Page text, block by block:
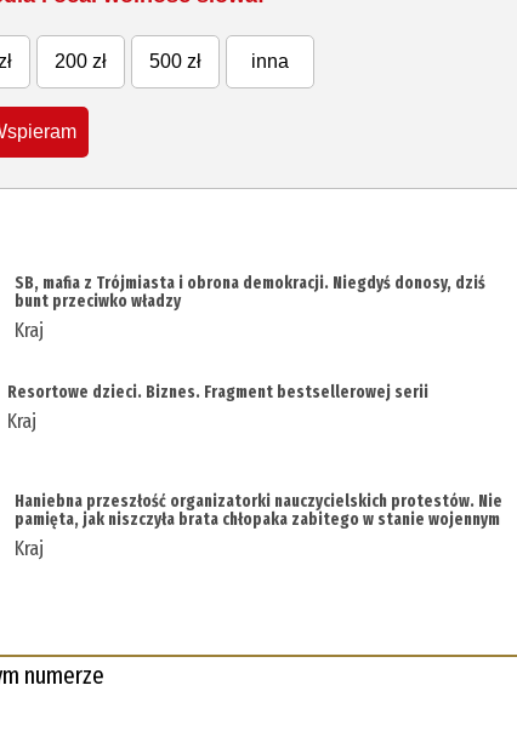
200 zł 500 zł inna
SB, mafia z Trójmiasta i obrona demokracji. Niegdyś donosy, dziś
bunt przeciwko władzy
Kraj
Resortowe dzieci. Biznes. Fragment bestsellerowej serii
Kraj
Haniebna przeszłość organizatorki nauczycielskich protestów. Nie
pamięta, jak niszczyła brata chłopaka zabitego w stanie wojennym
Kraj
numerze